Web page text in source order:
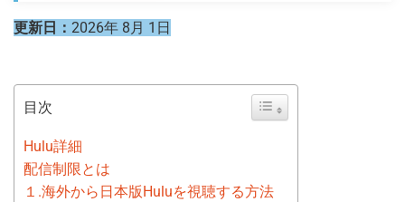
更新日： 2026年 8月 1日
目次
Hulu詳細
配信制限とは
１.海外から日本版Huluを視聴する方法